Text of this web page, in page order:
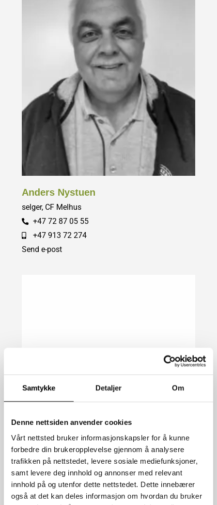
Samtykke Detaljer Om
Denne nettsiden anvender cookies
Vårt nettsted bruker informasjonskapsler for å kunne
forbedre din brukeropplevelse gjennom å analysere
trafikken på nettstedet, levere sosiale mediefunksjoner,
samt levere deg innhold og annonser med relevant
innhold på og utenfor dette nettstedet. Dette innebærer
også at det kan deles informasjon om hvordan du bruker
Anders Nystuen
selger, CF Melhus
+47 72 87 05 55
+47 913 72 274
Send e-post